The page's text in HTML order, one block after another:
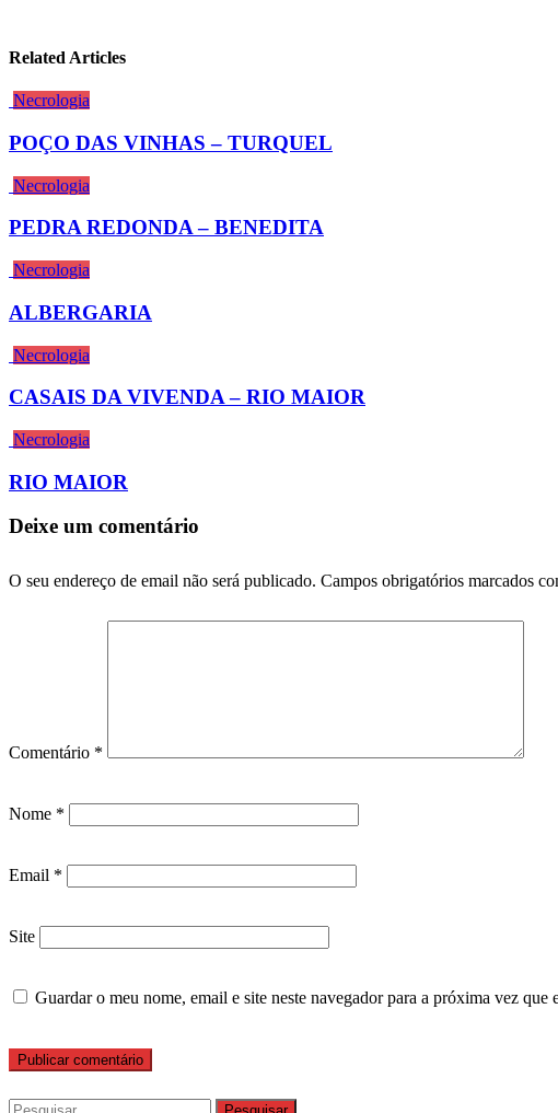
Related Articles
Necrologia
POÇO DAS VINHAS – TURQUEL
Necrologia
PEDRA REDONDA – BENEDITA
Necrologia
ALBERGARIA
Necrologia
CASAIS DA VIVENDA – RIO MAIOR
Necrologia
RIO MAIOR
Deixe um comentário
O seu endereço de email não será publicado. Campos obrigatórios marcados
Comentário *
Nome *
Email *
Site
Guardar o meu nome, email e site neste navegador para a próxima vez que
Pesquisar